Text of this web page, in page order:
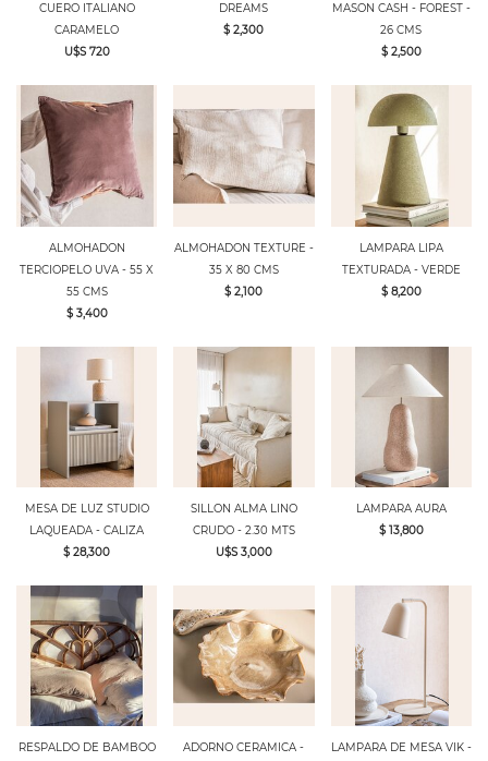
CUERO ITALIANO
CARAMELO
U$S 720
DREAMS
$ 2,300
MASON CASH - FOREST -
26 CMS
$ 2,500
ALMOHADON
TERCIOPELO UVA - 55 X
55 CMS
$ 3,400
ALMOHADON TEXTURE -
35 X 80 CMS
$ 2,100
LAMPARA LIPA
TEXTURADA - VERDE
$ 8,200
MESA DE LUZ STUDIO
LAQUEADA - CALIZA
$ 28,300
SILLON ALMA LINO
CRUDO - 2.30 MTS
U$S 3,000
LAMPARA AURA
$ 13,800
RESPALDO DE BAMBOO
ADORNO CERAMICA -
LAMPARA DE MESA VIK -